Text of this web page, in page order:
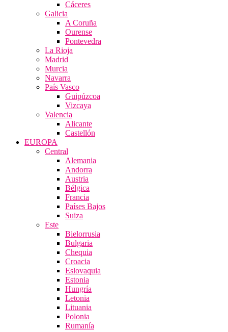
Cáceres
Galicia
A Coruña
Ourense
Pontevedra
La Rioja
Madrid
Murcia
Navarra
País Vasco
Guipúzcoa
Vizcaya
Valencia
Alicante
Castellón
EUROPA
Central
Alemania
Andorra
Austria
Bélgica
Francia
Países Bajos
Suiza
Este
Bielorrusia
Bulgaria
Chequia
Croacia
Eslovaquia
Estonia
Hungría
Letonia
Lituania
Polonia
Rumanía